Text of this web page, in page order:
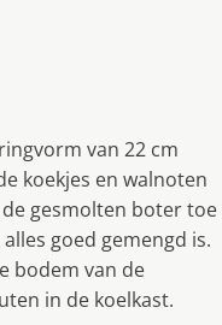
van 22 cm
koekjes en walnoten
gesmolten boter toe
goed gemengd is.
bodem van de
in de koelkast.